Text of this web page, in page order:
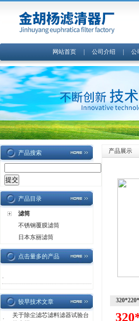
网站首页 公司介绍 公
产品搜索
产品目录
滤筒
不锈钢覆膜滤筒
日本东丽滤筒
点击量多的产品
·
较早技术文章
·
关于除尘滤芯滤料滤器试验台
产品展示